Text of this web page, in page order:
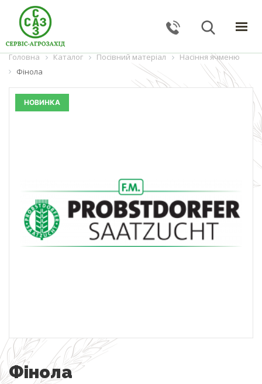
ГОЛОВНА
КАТАЛОГ
ПОСЛУГИ
ПРО КОМПАНІЮ
ЗВОРОТНИЙ ЗВ'ЯЗОК
Тернопільська обл., с. Великі Гаї, вул. Підлісна, 27
+38 (067) 24–38–191
serviceagrozahid@gmail.com
Головна Каталог Посівний матеріал
Насіння ячменю
Фінола
НОВИНКА
Фінола